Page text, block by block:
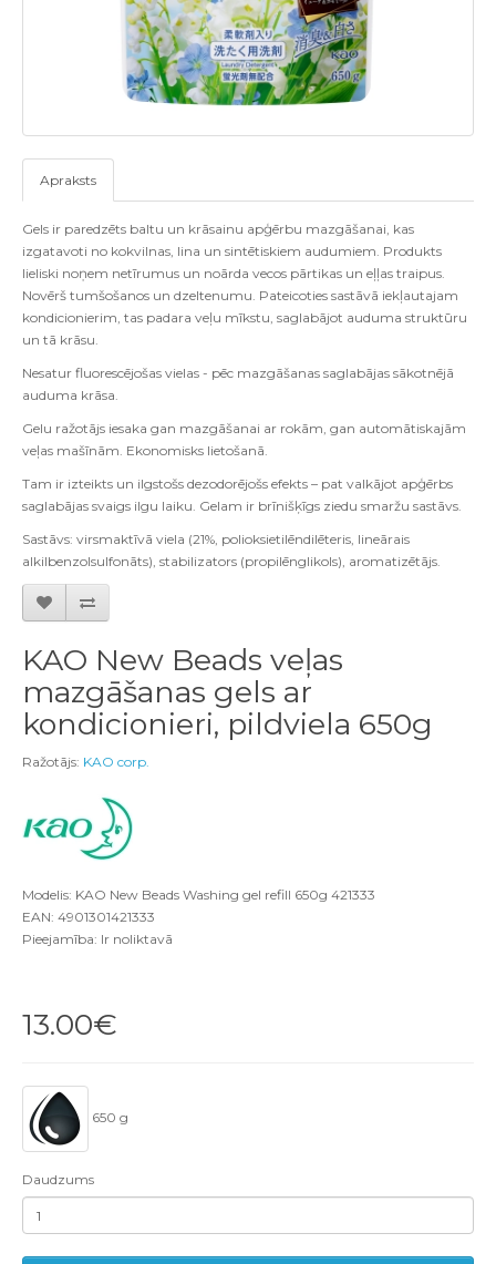
Apraksts
Gels ir paredzēts baltu un krāsainu apģērbu mazgāšanai, kas
izgatavoti no kokvilnas, lina un sintētiskiem audumiem. Produkts
lieliski noņem netīrumus un noārda vecos pārtikas un eļļas traipus.
Novērš tumšošanos un dzeltenumu. Pateicoties sastāvā iekļautajam
kondicionierim, tas padara veļu mīkstu, saglabājot auduma struktūru
un tā krāsu.
Nesatur fluorescējošas vielas - pēc mazgāšanas saglabājas sākotnējā
auduma krāsa.
Gelu ražotājs iesaka gan mazgāšanai ar rokām, gan automātiskajām
veļas mašīnām. Ekonomisks lietošanā.
Tam ir izteikts un ilgstošs dezodorējošs efekts – pat valkājot apģērbs
saglabājas svaigs ilgu laiku. Gelam ir brīnišķīgs ziedu smaržu sastāvs.
Sastāvs: virsmaktīvā viela (21%, polioksietilēndilēteris, lineārais
alkilbenzolsulfonāts), stabilizators (propilēnglikols), aromatizētājs.
KAO New Beads veļas
mazgāšanas gels ar
kondicionieri, pildviela 650g
Ražotājs: KAO corp.
Modelis: KAO New Beads Washing gel refill 650g 421333
EAN: 4901301421333
Pieejamība: Ir noliktavā
13.00€
650 g
Daudzums